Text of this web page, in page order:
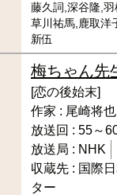
藤久詞,深谷隆,
草川祐馬,鹿取洋
新伍
梅ちゃん先
[恋の後始末]
作家 : 尾崎将也
放送回 : 55～
放送局 : NHK
収蔵先 : 国際
ター